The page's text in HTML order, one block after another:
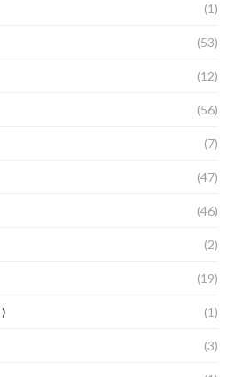
(1)
(53)
(12)
(56)
(7)
(47)
(46)
(2)
(19)
(1)
(3)